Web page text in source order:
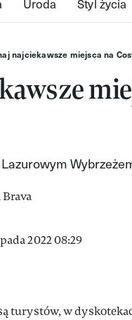
najciekawsze miejsca na
2022 08:29
turystów, w